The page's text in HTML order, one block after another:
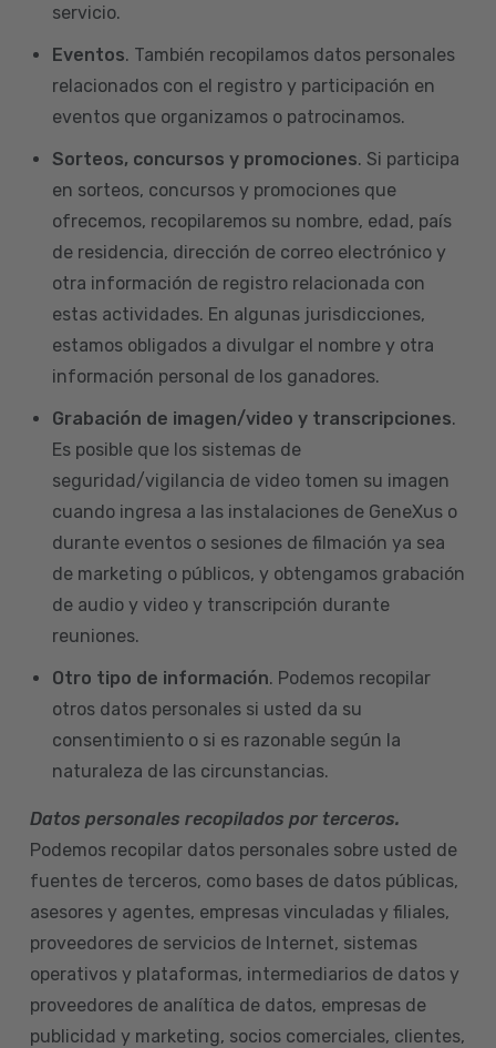
servicio.
Eventos. También recopilamos datos personales
relacionados con el registro y participación en
eventos que organizamos o patrocinamos.
Sorteos, concursos y promociones. Si participa
en sorteos, concursos y promociones que
ofrecemos, recopilaremos su nombre, edad, país
de residencia, dirección de correo electrónico y
otra información de registro relacionada con
estas actividades. En algunas jurisdicciones,
estamos obligados a divulgar el nombre y otra
información personal de los ganadores.
Grabación de imagen/video y transcripciones.
Es posible que los sistemas de
seguridad/vigilancia de video tomen su imagen
cuando ingresa a las instalaciones de GeneXus o
durante eventos o sesiones de filmación ya sea
de marketing o públicos, y obtengamos grabación
de audio y video y transcripción durante
reuniones.
Otro tipo de información. Podemos recopilar
otros datos personales si usted da su
consentimiento o si es razonable según la
naturaleza de las circunstancias.
Datos personales recopilados por terceros.
Podemos recopilar datos personales sobre usted de
fuentes de terceros, como bases de datos públicas,
asesores y agentes, empresas vinculadas y filiales,
proveedores de servicios de Internet, sistemas
operativos y plataformas, intermediarios de datos y
proveedores de analítica de datos, empresas de
publicidad y marketing, socios comerciales, clientes,